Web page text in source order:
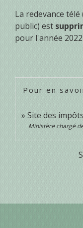
La redevance
public) est
pour l'année
Pour en
Site des impôts
Ministère chargé